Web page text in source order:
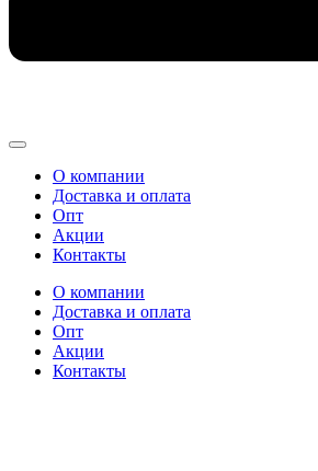
О компании
Доставка и оплата
Опт
Акции
Контакты
О компании
Доставка и оплата
Опт
Акции
Контакты